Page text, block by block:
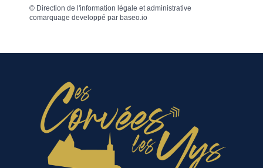
© Direction de l'information légale et administrative
comarquage developpé par baseo.io